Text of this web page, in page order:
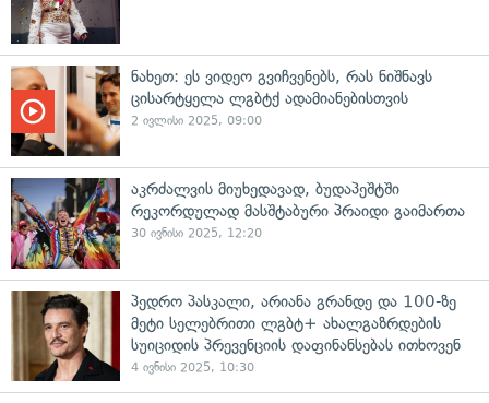
ნახეთ: ეს ვიდეო გვიჩვენებს, რას ნიშნავს
ცისარტყელა ლგბტქ ადამიანებისთვის
2 ივლისი 2025, 09:00
აკრძალვის მიუხედავად, ბუდაპეშტში
რეკორდულად მასშტაბური პრაიდი გაიმართა
30 ივნისი 2025, 12:20
პედრო პასკალი, არიანა გრანდე და 100-ზე
მეტი სელებრითი ლგბტ+ ახალგაზრდების
სუიციდის პრევენციის დაფინანსებას ითხოვენ
4 ივნისი 2025, 10:30